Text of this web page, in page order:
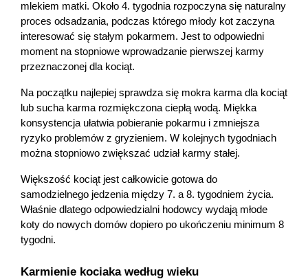
mlekiem matki. Około 4. tygodnia rozpoczyna się naturalny
proces odsadzania, podczas którego młody kot zaczyna
interesować się stałym pokarmem. Jest to odpowiedni
moment na stopniowe wprowadzanie pierwszej karmy
przeznaczonej dla kociąt.
Na początku najlepiej sprawdza się mokra karma dla kociąt
lub sucha karma rozmiękczona ciepłą wodą. Miękka
konsystencja ułatwia pobieranie pokarmu i zmniejsza
ryzyko problemów z gryzieniem. W kolejnych tygodniach
można stopniowo zwiększać udział karmy stałej.
Większość kociąt jest całkowicie gotowa do
samodzielnego jedzenia między 7. a 8. tygodniem życia.
Właśnie dlatego odpowiedzialni hodowcy wydają młode
koty do nowych domów dopiero po ukończeniu minimum 8
tygodni.
Karmienie kociaka według wieku